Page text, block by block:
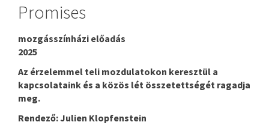
Promises
mozgásszínházi előadás
2025
Az érzelemmel teli mozdulatokon keresztül a
kapcsolataink és a közös lét összetettségét ragadja
meg.
Rendező: Julien Klopfenstein